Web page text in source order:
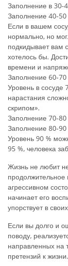
Заполнение в 30-
Заполнение 40-
Если в вашем
нормально, но
подкидывает вам
хотелось бы.
времени и
Заполнение 60-
Уровень в сосуде
нарастания
скрипом».
Заполнение 70-
Заполнение 80-
Уровень 90 %
95 %, человека
Жизнь не любит
агрессивном
начинает его
упорствует в
Если вы долго и
поводу,
направленных на
претензий к жизни.